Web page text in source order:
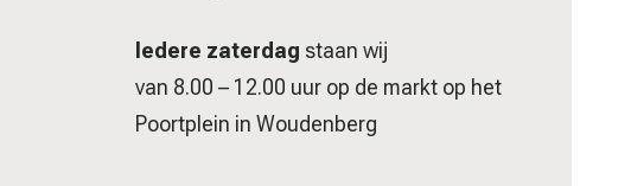
Iedere zaterdag staan wij
van 8.00 – 12.00 uur op de markt op het
Poortplein in Woudenberg